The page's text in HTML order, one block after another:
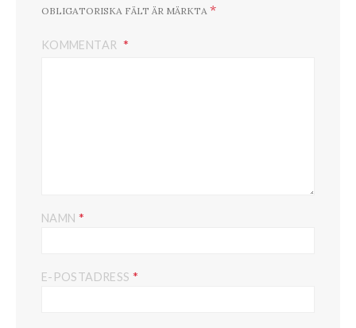
OBLIGATORISKA FÄLT ÄR MÄRKTA *
KOMMENTAR
NAMN *
E-POSTADRESS *